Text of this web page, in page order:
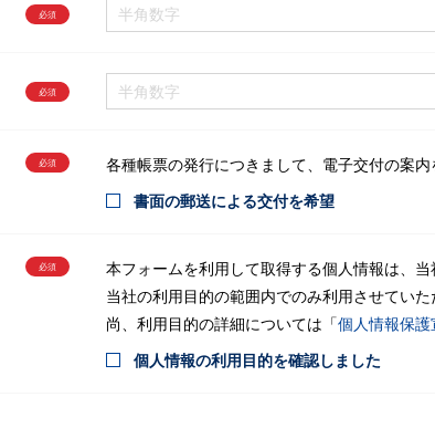
各種帳票の発行につきまして、電子交付の案
書面の郵送による交付を希望
本フォームを利⽤して取得する個⼈情報は、
当社の利⽤⽬的の範囲内でのみ利⽤させてい
尚、利⽤⽬的の詳細については「個⼈情報保護
個人情報の利用目的を確認しました